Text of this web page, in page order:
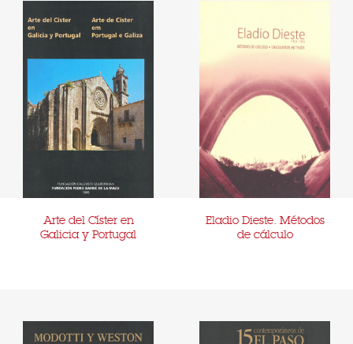
Arte del Císter en
Galicia y Portugal
Eladio Dieste. Métodos
de cálculo